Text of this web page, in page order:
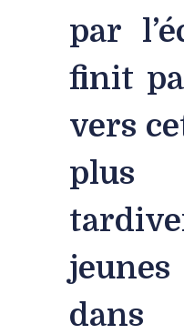
par
finit
vers
plus
dans